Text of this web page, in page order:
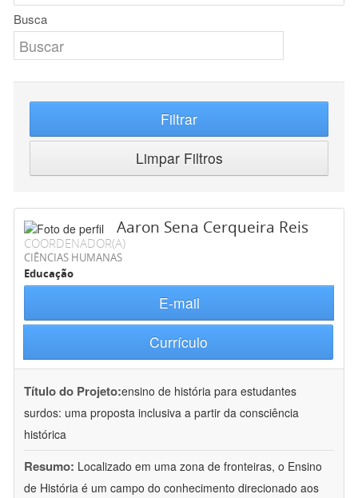
Busca
Filtrar
Limpar Filtros
Aaron Sena Cerqueira Reis
COORDENADOR(A)
CIÊNCIAS HUMANAS
Educação
E-mail
Currículo
Título do Projeto:ensino de história para estudantes
surdos: uma proposta inclusiva a partir da consciência
histórica
Resumo: Localizado em uma zona de fronteiras, o Ensino
de História é um campo do conhecimento direcionado aos